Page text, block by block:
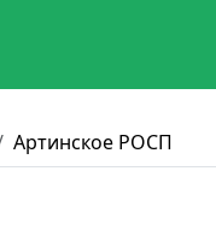
Артинское РОСП